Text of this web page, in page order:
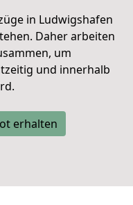
in Ludwigshafen
Daher arbeiten
um
und innerhalb
erhalten